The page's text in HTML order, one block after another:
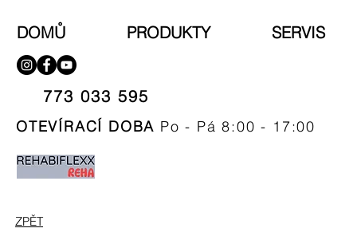
DOMŮ PRODUKTY SERVIS
773 033 595​
OTEVÍRACÍ DOBA Po - Pá 8:00 - 17:00
ZPĚT